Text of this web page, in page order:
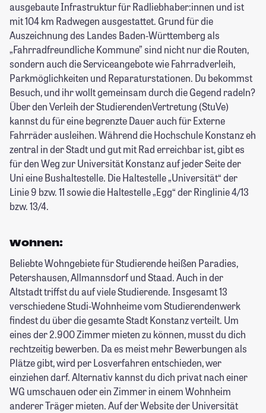
ausgebaute Infrastruktur für Radliebhaber:innen und ist
mit 104 km Radwegen ausgestattet. Grund für die
Auszeichnung des Landes Baden-Württemberg als
„Fahrradfreundliche Kommune” sind nicht nur die Routen,
sondern auch die Serviceangebote wie Fahrradverleih,
Parkmöglichkeiten und Reparaturstationen. Du bekommst
Besuch, und ihr wollt gemeinsam durch die Gegend radeln?
Über den Verleih der StudierendenVertretung (StuVe)
kannst du für eine begrenzte Dauer auch für Externe
Fahrräder ausleihen. Während die Hochschule Konstanz eh
zentral in der Stadt und gut mit Rad erreichbar ist, gibt es
für den Weg zur Universität Konstanz auf jeder Seite der
Uni eine Bushaltestelle. Die Haltestelle „Universität“ der
Linie 9 bzw. 11 sowie die Haltestelle „Egg“ der Ringlinie 4/13
bzw. 13/4.
Wohnen:
Beliebte Wohngebiete für Studierende heißen Paradies,
Petershausen, Allmannsdorf und Staad. Auch in der
Altstadt triffst du auf viele Studierende. Insgesamt 13
verschiedene Studi-Wohnheime vom Studierendenwerk
findest du über die gesamte Stadt Konstanz verteilt. Um
eines der 2.900 Zimmer mieten zu können, musst du dich
rechtzeitig bewerben. Da es meist mehr Bewerbungen als
Plätze gibt, wird per Losverfahren entschieden, wer
einziehen darf. Alternativ kannst du dich privat nach einer
WG umschauen oder ein Zimmer in einem Wohnheim
anderer Träger mieten. Auf der Website der Universität